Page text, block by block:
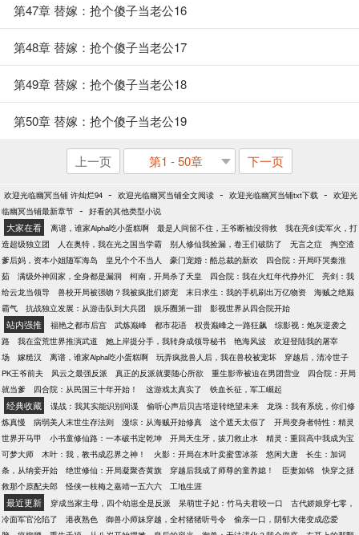
第47章 替嫁：抢个傻子当老公16
第48章 替嫁：抢个傻子当老公17
第49章 替嫁：抢个傻子当老公18
第50章 替嫁：抢个傻子当老公19
上一页 第1 - 50章 下一页
欢迎光临幽冥当铺 许灿烂94 - 欢迎光临幽冥当铺全文阅读 - 欢迎光临幽冥当铺txt下载 - 欢迎光
临幽冥当铺最新章节 - 好看的其他类型小说
大家在看 离谱，谁家Alpha吃小蛋糕啊 最是人间留不住，王爷断袖没得救
我在亮剑卖军火，打
造超级独立团
人在奥特，我在光之国当学霸 别人修仙我捡漏，卷王们破防了 无言之症
掏空渣
爹后妈，资本小姐随军海岛
皇兄个个不当人 豪门宠婚：酷总裁的新欢
四合院：开局吓哭秦淮
茹
满级外神回家，全身都是漏洞 柯南，开局杀了天皇 四合院：我在火红年代挣外汇
亮剑：我
给云龙当领导
兽校开局被强吻？我被疯批们娇宠 末日求生：我的手机刷出万亿物资
海贼之绝巅
霸气
抗战独立发展：从游击队到大兵团 娱乐圈第一甜 影视世界从四合院开始
站内强推 福艳之都市后宫 武炼巅峰 都市花语 权贵巅峰之一路狂飙
综影视：炮灰逆袭之
路
我在蛮荒世界推演武道 她上岸提分手，我转身成领导秘书 艳海风波
欢迎登陆我的屠宰
场
嫁糙汉 离谱，谁家Alpha吃小蛋糕啊 玩弄疯批兽人后，我在兽校被宠坏
穿越后，清冷世子
PK王爷前夫
风云之最强反派 真正的反派就要随心所欲 重生影帝被迫在男团营业
四合院：开局
就当爹
四合院：从民国三十年开始！ 这游戏太真实了 铁血长征，军工崛起
经典收藏 谍战：我其实能识别间谍 偷听心声后贝吉塔逆转绝望未来
龙珠：我有系统，你们修
炼真慢
病弱美人末世生存法则 漫综：从海贼开始修真 这个遮天太假了
开局变身者特性：精灵
世界开马甲
小书童修仙路：一本破书定乾坤 开局天生牙，拔刀救止水
精灵：重回高中我成为宝
可梦大师
木叶：我，教书成忍界之神！ 火影：开局在木叶卖蜜雪冰茶 悠闲大唐
长生：加词
条，从纳妾开始
绝世修仙：开局凝聚杏黄旗 穿越后我成了师尊的童养媳！ 臣妻如锦
快穿之拯
救那个原配夫郎
怪侠一枝梅之嘉靖一五六六 工地生涯
最近更新 穿成当家主母，四个幼崽全是反派 呆萌世子妃：竹马夫君咬一口
古代娇娘穿七零，
冷面军官沦陷了
港夜熟色 御兽小师妹穿越，全村猪猪听号令
偷亲一口，阴郁大佬变成恋爱